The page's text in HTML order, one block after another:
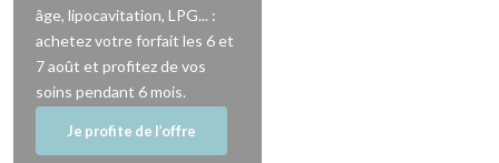
âge, lipocavitation, LPG... :
achetez votre forfait les 6 et
7 août et profitez de vos
soins pendant 6 mois.
Je profite de l’offre